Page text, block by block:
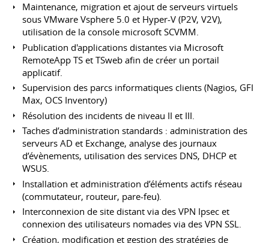
Maintenance, migration et ajout de serveurs virtuels
sous VMware Vsphere 5.0 et Hyper-V (P2V, V2V),
utilisation de la console microsoft SCVMM.
Publication d'applications distantes via Microsoft
RemoteApp TS et TSweb afin de créer un portail
applicatif.
Supervision des parcs informatiques clients (Nagios, GFI
Max, OCS Inventory)
Résolution des incidents de niveau II et III.
Taches d’administration standards : administration des
serveurs AD et Exchange, analyse des journaux
d’évènements, utilisation des services DNS, DHCP et
WSUS.
Installation et administration d’éléments actifs réseau
(commutateur, routeur, pare-feu).
Interconnexion de site distant via des VPN Ipsec et
connexion des utilisateurs nomades via des VPN SSL.
Création, modification et gestion des stratégies de